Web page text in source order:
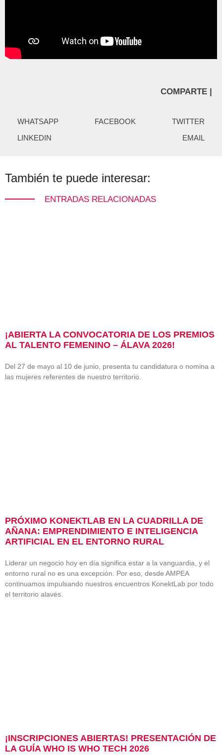
COMPARTE |
WHATSAPP FACEBOOK
TWITTER
LINKEDIN
EMAIL
También te puede interesar:
ENTRADAS RELACIONADAS
¡ABIERTA LA CONVOCATORIA DE LOS PREMIOS
AL TALENTO FEMENINO – ÁLAVA 2026!
Del 27 de mayo al 10 de junio, presenta tu candidatura o nomina a
las mujeres referentes de nuestro territorio.
PRÓXIMO KONEKTLAB EN LA CUADRILLA DE
AÑANA: EMPRENDIMIENTO E INTELIGENCIA
ARTIFICIAL EN EL ENTORNO RURAL
Liderar un negocio hoy en día significa estar a la vanguardia, y el
entorno rural no es una excepción. Por eso, desde AMPEA
continuamos impulsando nuestros encuentros KonektLab por todo
el territorio alavés.
¡INSCRIPCIONES ABIERTAS! PRESENTACIÓN DE
LA GUÍA WHO IS WHO TECH 2026